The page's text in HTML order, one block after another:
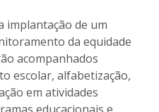
implantação de um
da equidade
acompanhados
escolar, alfabetização,
em atividades